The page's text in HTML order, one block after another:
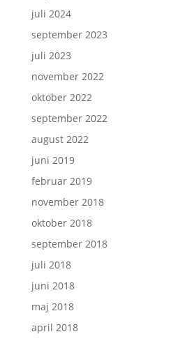
juli 2024
september 2023
juli 2023
november 2022
oktober 2022
september 2022
august 2022
juni 2019
februar 2019
november 2018
oktober 2018
september 2018
juli 2018
juni 2018
maj 2018
april 2018